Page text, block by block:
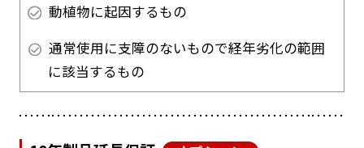
動植物に起因するもの
通常使用に支障のないもので経年劣化の範囲
に該当するもの